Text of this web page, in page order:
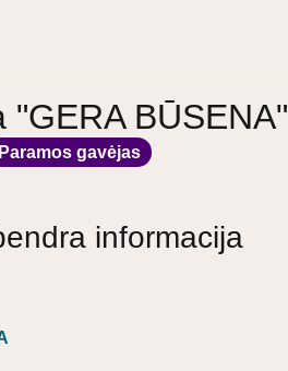
"GERA BŪSENA"
Paramos gavėjas
informacija